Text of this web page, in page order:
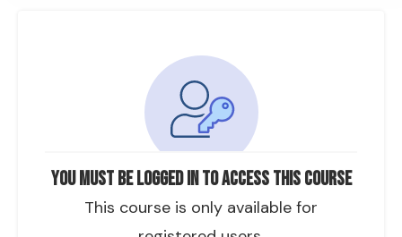
You must be logged in to access this course
This course is only available for